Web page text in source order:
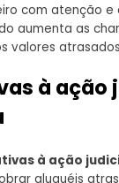
com atenção
aumenta as
valores
à ação
à ação
aluguéis